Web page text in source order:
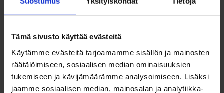
Tämä sivusto käyttää evästeitä
Käytämme evästeitä tarjoamamme sisällön ja mainosten
räätälöimiseen, sosiaalisen median ominaisuuksien
tukemiseen ja kävijämäärämme analysoimiseen. Lisäksi
jaamme sosiaalisen median, mainosalan ja analytiikka-
koordinaattori, rekrytointitapahtumat ja
kohtaanto
040 486 7704
antti.haapalainen@businessoulu.com